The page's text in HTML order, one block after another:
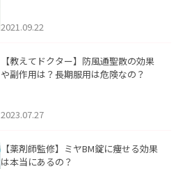
2021.09.22
【教えてドクター】防風通聖散の効果
や副作用は？長期服用は危険なの？
2023.07.27
【薬剤師監修】ミヤBM錠に痩せる効果
は本当にあるの？